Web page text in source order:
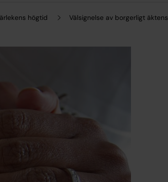
högtid Välsignelse av borgerligt